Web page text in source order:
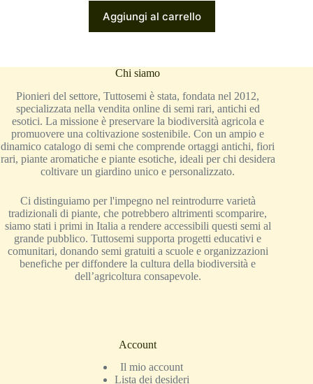
Aggiungi al carrello
Chi siamo
Pionieri del settore, Tuttosemi è stata, fondata nel 2012,
specializzata nella vendita online di semi rari, antichi ed
esotici. La missione è preservare la biodiversità agricola e
promuovere una coltivazione sostenibile. Con un ampio e
dinamico catalogo di semi che comprende ortaggi antichi, fiori
rari, piante aromatiche e piante esotiche, ideali per chi desidera
coltivare un giardino unico e personalizzato.
Ci distinguiamo per l'impegno nel reintrodurre varietà
tradizionali di piante, che potrebbero altrimenti scomparire,
siamo stati i primi in Italia a rendere accessibili questi semi al
grande pubblico. Tuttosemi supporta progetti educativi e
comunitari, donando semi gratuiti a scuole e organizzazioni
benefiche per diffondere la cultura della biodiversità e
dell’agricoltura consapevole.
Account
Il mio account
Lista dei desideri